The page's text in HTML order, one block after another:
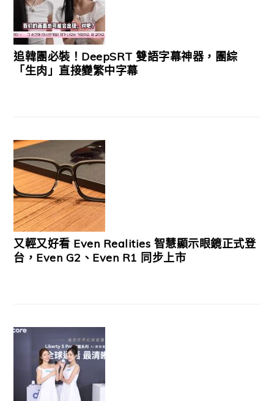
追韓團必裝！DeepSRT 雙語字幕神器，團綜
「生肉」直接變繁中字幕
又輕又好看 Even Realities 智慧顯示眼鏡正式登
台，Even G2、Even R1 同步上市